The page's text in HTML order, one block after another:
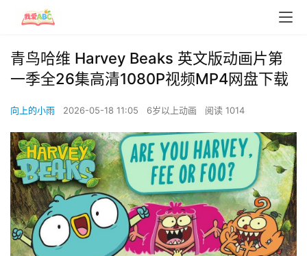
青鸟哈维 Harvey Beaks 英文版动画片第
一季全26集高清1080P视频MP4网盘下载
向上的小雨 2026-05-18 11:05 6岁以上动画 阅读 1014